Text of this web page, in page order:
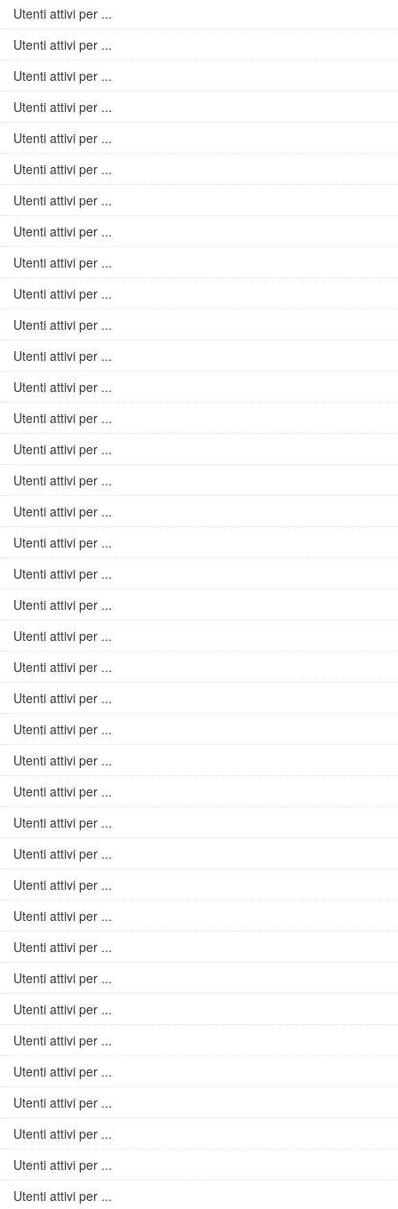
Utenti attivi per ...
Utenti attivi per ...
Utenti attivi per ...
Utenti attivi per ...
Utenti attivi per ...
Utenti attivi per ...
Utenti attivi per ...
Utenti attivi per ...
Utenti attivi per ...
Utenti attivi per ...
Utenti attivi per ...
Utenti attivi per ...
Utenti attivi per ...
Utenti attivi per ...
Utenti attivi per ...
Utenti attivi per ...
Utenti attivi per ...
Utenti attivi per ...
Utenti attivi per ...
Utenti attivi per ...
Utenti attivi per ...
Utenti attivi per ...
Utenti attivi per ...
Utenti attivi per ...
Utenti attivi per ...
Utenti attivi per ...
Utenti attivi per ...
Utenti attivi per ...
Utenti attivi per ...
Utenti attivi per ...
Utenti attivi per ...
Utenti attivi per ...
Utenti attivi per ...
Utenti attivi per ...
Utenti attivi per ...
Utenti attivi per ...
Utenti attivi per ...
Utenti attivi per ...
Utenti attivi per ...